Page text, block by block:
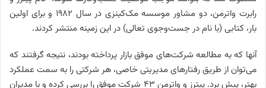
رابرت واترمن، دو مشاور موسسه مک‌کینزی در سال ۱۹۸۲ و برای اولین
بار، کتابی (با نام در جست‌وجوی تعالی) در این زمینه منتشر کردند.
آنها که به مطالعه شرکت‌های موفق بازار پرداخته بودند، نتیجه گرفتند که
می‌توان از طریق رفتارهای مدیریتی خاصی، هر شرکتی را به سمت عملکرد
بهتر، پیش برد. پیترز و واترمن ۴۳ شرکت موفق را بررسی کرده و با مدیران